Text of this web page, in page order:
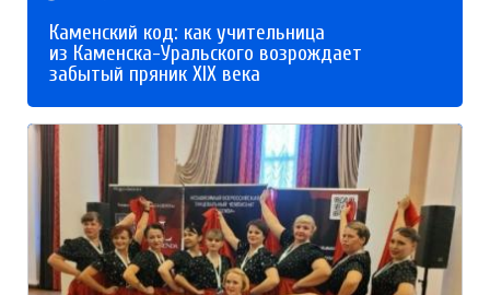
Каменский код: как учительница
из Каменска-Уральского возрождает
забытый пряник XIX века